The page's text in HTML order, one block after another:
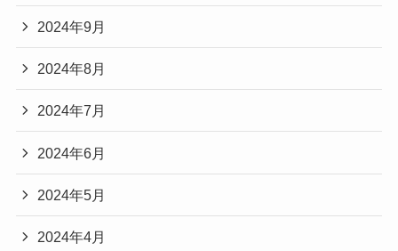
2024年9月
2024年8月
2024年7月
2024年6月
2024年5月
2024年4月